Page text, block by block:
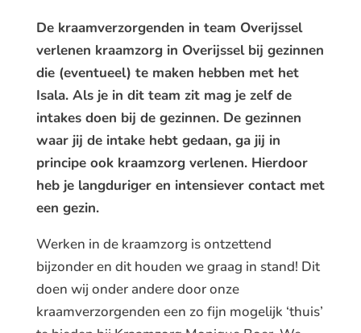
De kraamverzorgenden in team Overijssel
verlenen kraamzorg in Overijssel bij gezinnen
die (eventueel) te maken hebben met het
Isala. Als je in dit team zit mag je zelf de
intakes doen bij de gezinnen. De gezinnen
waar jij de intake hebt gedaan, ga jij in
principe ook kraamzorg verlenen. Hierdoor
heb je langduriger en intensiever contact met
een gezin.
Werken in de kraamzorg is ontzettend
bijzonder en dit houden we graag in stand! Dit
doen wij onder andere door onze
kraamverzorgenden een zo fijn mogelijk ‘thuis’